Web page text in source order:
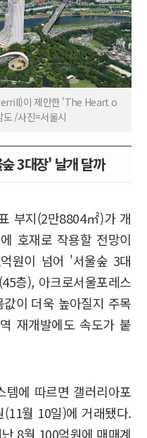
이 제안한 'The Heart o
/사진=서울시
3대장' 날개 달까
부지(2만8804㎡)가 개
호재로 작용할 전망이
원이 넘어 '서울숲 3대
층), 아크로서울포레스
이 더욱 높아질지 주목
재개발에도 속도가 붙
템에 따르면 갤러리아포
월 10일)에 거래됐다.
8월 100억원에 매매계